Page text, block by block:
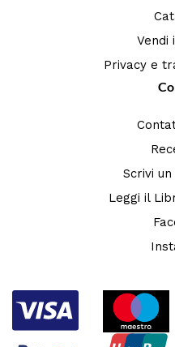
Vendi
Privacy e
Scrivi
Leggi il